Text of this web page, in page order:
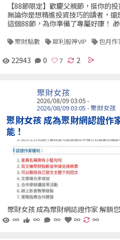
【88節限定】歡慶父親節，挺你的
無論你是想精進投資技巧的讀者，還
這個88節，為你準備了專屬好康！
聚財點數 犀利股神VIP 包月作
22943 0 2
聚財女孩
2026/08/09 03:05 -
2026/08/09 03:05 - 聚財女孩
聚財女孩 成為聚財網認證作
能！
聚財女孩 成為聚財網認證作家 解鎖
∞
∞ ∞ ∞ ∞